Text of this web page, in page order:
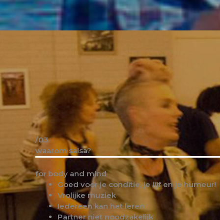
/03
waarom salsa?
for body and mind
Goed voor je conditie, je lijf en je humeur!
Vrolijke muziek
Iedereen kan het leren
Partner niet noodzakelijk